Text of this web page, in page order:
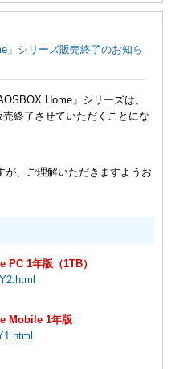
」シリーズ販売終了のお知ら
Home」シリーズは、
終了させていただくことにな
が、ご理解いただきますようお
PC 1年版（1TB）
Mobile 1年版